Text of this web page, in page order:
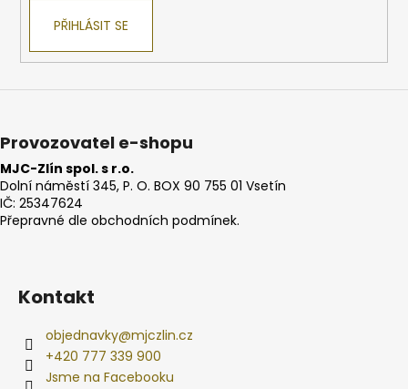
PŘIHLÁSIT SE
Provozovatel e-shopu
MJC-Zlín spol. s r.o.
Dolní náměstí 345, P. O. BOX 90 755 01 Vsetín
IČ: 25347624
Přepravné dle obchodních podmínek.
Kontakt
objednavky@mjczlin.cz
+420 777 339 900
Jsme na Facebooku